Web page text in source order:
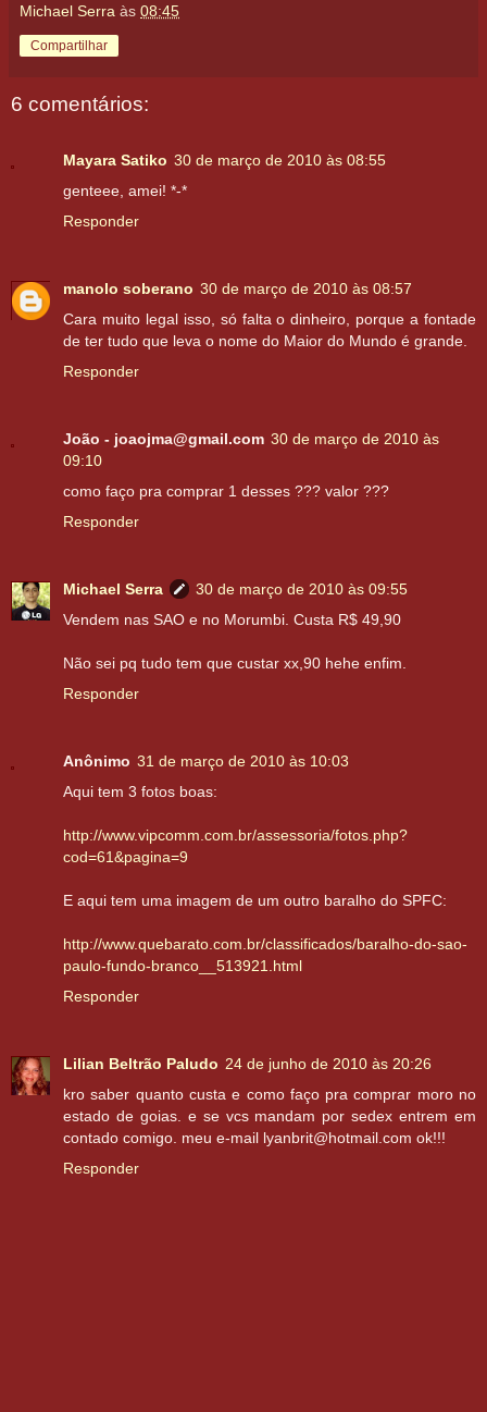
Michael Serra às 08:45
Compartilhar
6 comentários:
Mayara Satiko 30 de março de 2010 às 08:55
genteee, amei! *-*
Responder
manolo soberano 30 de março de 2010 às 08:57
Cara muito legal isso, só falta o dinheiro, porque a fontade
de ter tudo que leva o nome do Maior do Mundo é grande.
Responder
João - joaojma@gmail.com 30 de março de 2010 às
09:10
como faço pra comprar 1 desses ??? valor ???
Responder
Michael Serra
30 de março de 2010 às 09:55
Vendem nas SAO e no Morumbi. Custa R$ 49,90
Não sei pq tudo tem que custar xx,90 hehe enfim.
Responder
Anônimo 31 de março de 2010 às 10:03
Aqui tem 3 fotos boas:
http://www.vipcomm.com.br/assessoria/fotos.php?
cod=61&pagina=9
E aqui tem uma imagem de um outro baralho do SPFC:
http://www.quebarato.com.br/classificados/baralho-do-sao-
paulo-fundo-branco__513921.html
Responder
Lilian Beltrão Paludo 24 de junho de 2010 às 20:26
kro saber quanto custa e como faço pra comprar moro no
estado de goias. e se vcs mandam por sedex entrem em
contado comigo. meu e-mail lyanbrit@hotmail.com ok!!!
Responder